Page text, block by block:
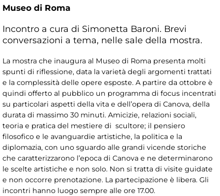
Museo di Roma
Incontro a cura di Simonetta Baroni. Brevi
conversazioni a tema, nelle sale della mostra.
La mostra che inaugura al Museo di Roma presenta molti
spunti di riflessione, data la varietà degli argomenti trattati
e la complessità delle opere esposte. A partire da ottobre è
quindi offerto al pubblico un programma di focus incentrati
su particolari aspetti della vita e dell’opera di Canova, della
durata di massimo 30 minuti. Amicizie, relazioni sociali,
teoria e pratica del mestiere di scultore; il pensiero
filosofico e le avanguardie artistiche, la politica e la
diplomazia, con uno sguardo alle grandi vicende storiche
che caratterizzarono l’epoca di Canova e ne determinarono
le scelte artistiche e non solo. Non si tratta di visite guidate
e non occorre prenotazione. La partecipazione è libera. Gli
incontri hanno luogo sempre alle ore 17.00.